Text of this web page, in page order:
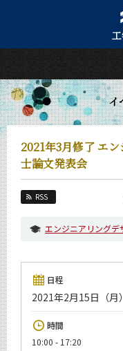
イ
2021年3月修了 エ
士論文発表会
RSS
エンジニアリングデ
日程
2021年2月15日（月）
時間
10:00 - 17:20
日本語
トップページ
Top Page
情報通信系について
About Us
教育
Education
教員・研究室
Faculty and
未来
Admissions
情報通信系 News
News
イベントカレンダー